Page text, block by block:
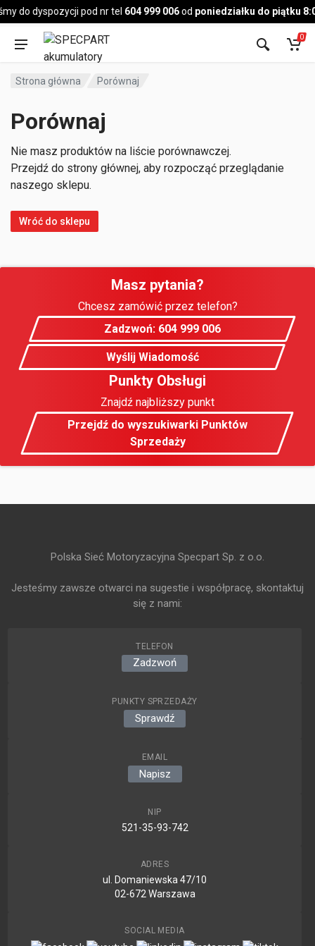
do dyspozycji pod nr tel 604 999 006od poniedziałku do piątku
Pojazd
0
Strona główna Porównaj
Porównaj
Nie masz produktów na liście porównawczej.
Przejdź do strony głównej, aby rozpocząć przeglądanie
naszego sklepu.
Wróć do sklepu
Masz pytania?
Chcesz zamówić przez telefon?
Zadzwoń: 604 999 006
Wyślij Wiadomość
Punkty Obsługi
Znajdź najbliższy punkt
Przejdź do wyszukiwarki Punktów
Sprzedaży
Polska Sieć Motoryzacyjna Specpart Sp. z o.o.
Jesteśmy zawsze otwarci na sugestie i współpracę, skontaktuj
się z nami:
TELEFON
Zadzwoń
PUNKTY SPRZEDAŻY
Sprawdź
EMAIL
Napisz
NIP
521-35-93-742
ADRES
ul. Domaniewska 47/10
02-672 Warszawa
SOCIAL MEDIA